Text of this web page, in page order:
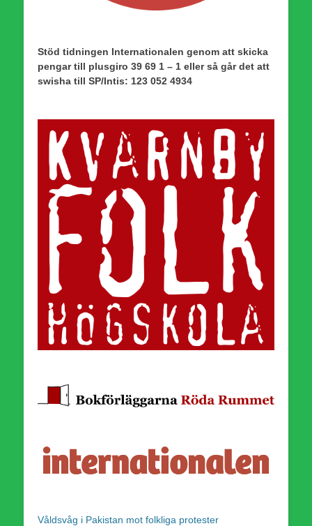
Stöd tidningen Internationalen genom att skicka
pengar till plusgiro 39 69 1 – 1 eller så går det att
swisha till SP/Intis: 123 052 4934
Våldsvåg i Pakistan mot folkliga protester